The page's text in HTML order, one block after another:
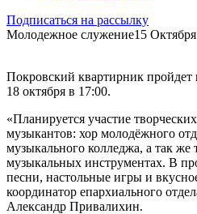
Подписаться на рассылку
Молодежное служение15
Покровский квартирник пройдет
18 октября в 17:00.
«Планируется участие
музыкантов: хор молодёжного
музыкального колледжа, а так же
музыкальных инструментах. В
песни, настольные игры и
координатор епархиального
Александр Привалихин.